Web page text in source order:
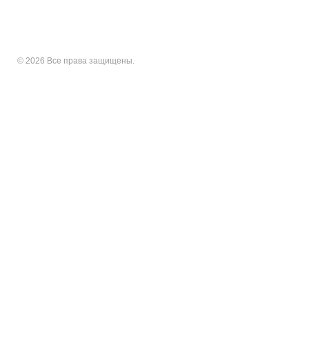
© 2026 Все права защищены.